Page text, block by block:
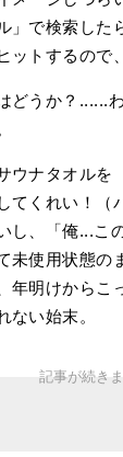
」で検索した
ットするので
どうか？......
ウナタオルを
てくれい！（
し、「俺...こ
未使用状態の
年明けからこ
ない始末。